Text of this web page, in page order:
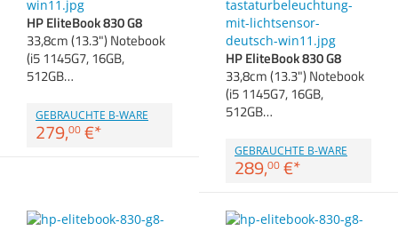
Zubehör
Anmelden
Merkzettel
HP EliteBook 830 G8
33,8cm (13.3") Notebook
(i5 1145G7, 16GB,
512GB…
GEBRAUCHTE B-WARE
279,00 €*
HP EliteBook 830 G8
33,8cm (13.3") Notebook
(i5 1145G7, 16GB,
512GB…
GEBRAUCHTE B-WARE
289,00 €*